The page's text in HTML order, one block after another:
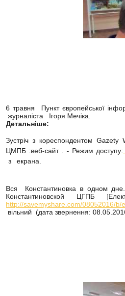
6 травня Пункт європейської
журналіста Ігоря Мечіка.
Детальніше:
Зустріч з кореспондентом Gazety
ЦМПБ :веб-сайт . - Режим доступу:
з екрана.
Вся Константиновка в одном
Константиновской ЦГПБ
http://savemyshare.com/08052016/
вільний (дата звернення: